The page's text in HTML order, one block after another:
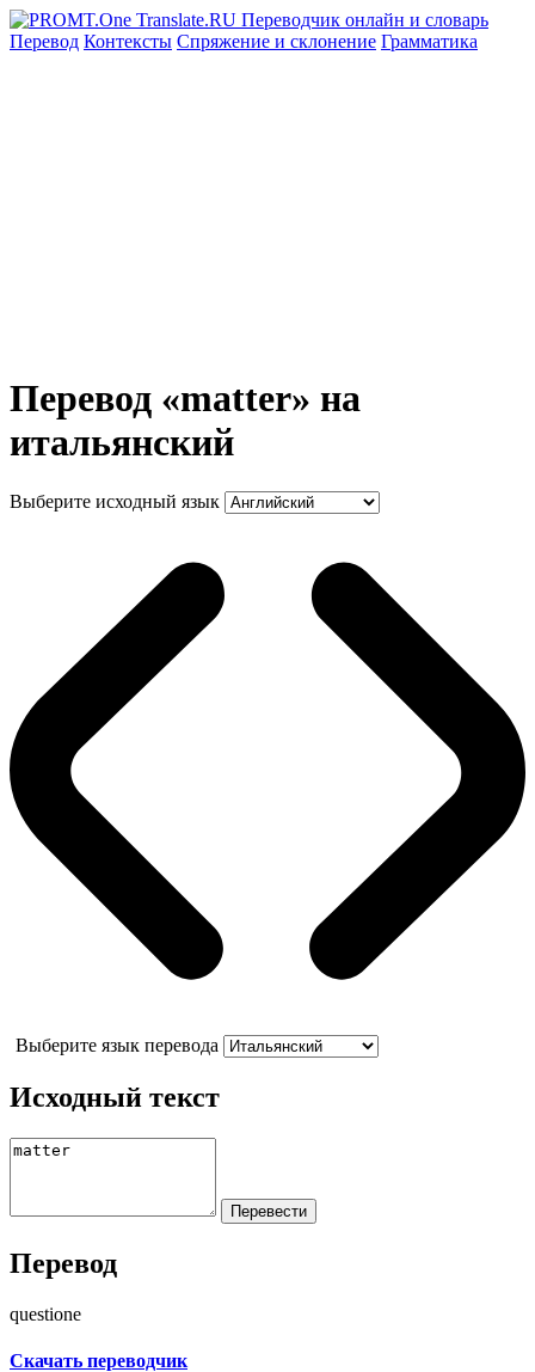
Перевод Контексты Спряжение и склонение Грамматика
Перевод «matter» на
итальянский
Выберите исходный язык
Выберите язык перевода
Исходный текст
Перевод
questione
Скачать переводчик